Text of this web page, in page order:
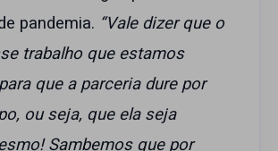
pandemia. “Vale dizer que o
trabalho que estamos
que a parceria dure por
ou seja, que ela seja
Sambemos que por